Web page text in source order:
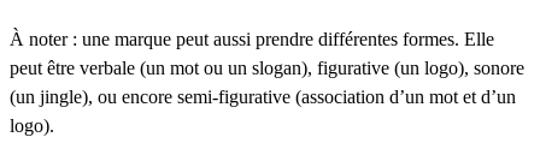
À noter : une marque peut aussi prendre différentes formes. Elle
peut être verbale (un mot ou un slogan), figurative (un logo), sonore
(un jingle), ou encore semi-figurative (association d’un mot et d’un
logo).